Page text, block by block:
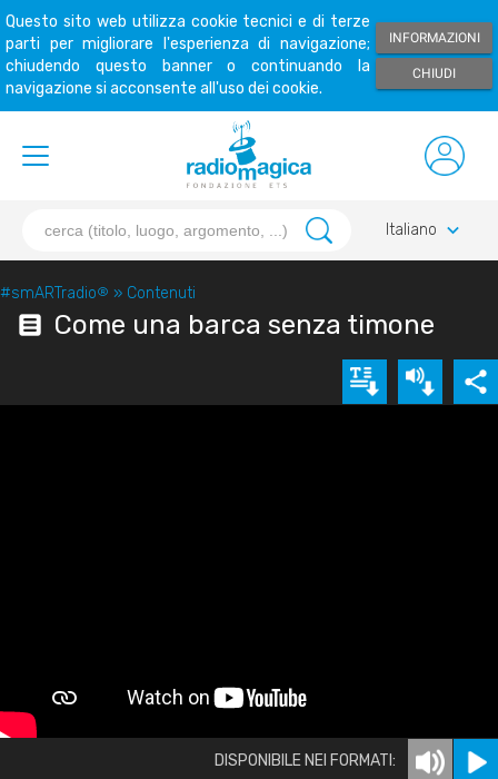
Questo sito web utilizza cookie tecnici e di terze
parti per migliorare l'esperienza di navigazione;
chiudendo questo banner o continuando la
navigazione si acconsente all'uso dei cookie.
INFORMAZIONI
CHIUDI
Italiano keyboard_arrow_down
#smARTradio® » Contenuti
Come una barca senza timone
DISPONIBILE NEI FORMATI: